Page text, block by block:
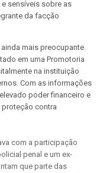
sensíveis sobre as
da facção
mais preocupante.
em uma Promotoria
na instituição
Com as informações
poder financeiro e
contra
com a participação
penal e um ex-
que parte das